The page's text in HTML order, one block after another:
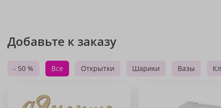
Добавьте к заказу
- 50 % Все Открытки Шарики Вазы